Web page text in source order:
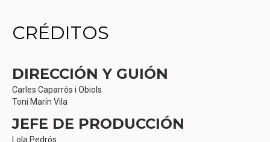
CRÉDITOS
DIRECCIÓN Y GUIÓN
Carles Caparrós i Obiols
Toni Marín Vila
JEFE DE PRODUCCIÓN
Lola Pedrós